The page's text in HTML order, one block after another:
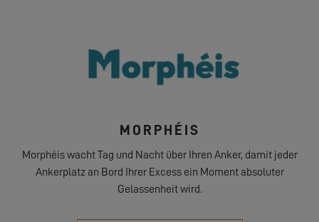
MORPHÉIS
Morphéis wacht Tag und Nacht über Ihren Anker, damit jeder
Ankerplatz an Bord Ihrer Excess ein Moment absoluter
Gelassenheit wird.